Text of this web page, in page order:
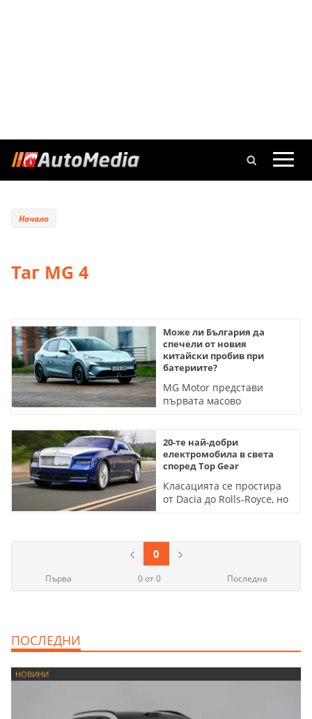
Начало
Таг MG 4
Може ли България да
спечели от новия
китайски пробив при
батериите?
MG Motor представи
първата масово
Ключовата суровина е в
изобилие у нас
20-те най-добри
електромобила в света
според Top Gear
Класацията се простира
от Dacia до Rolls-Royce, но
0 от 0 Последна
0
Първа
ПОСЛЕДНИ
НОВИНИ